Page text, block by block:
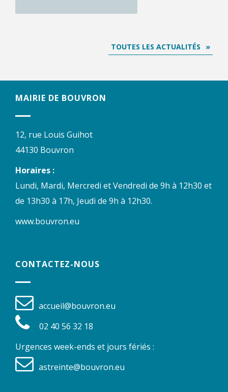
TOUTES LES ACTUALITÉS
MAIRIE DE BOUVRON
12, rue Louis Guihot
44130 Bouvron
Horaires :
Lundi, Mardi, Mercredi et Vendredi de 9h à 12h30 et
de 13h30 à 17h, Jeudi de 9h à 12h30.
www.bouvron.eu
CONTACTEZ-NOUS
accueil@bouvron.eu
02 40 56 32 18
Urgences week-ends et jours fériés :
astreinte@bouvron.eu